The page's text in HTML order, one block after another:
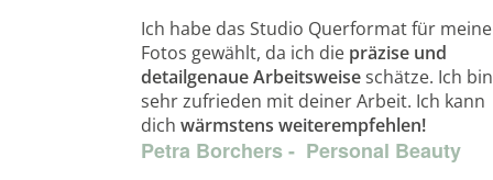
Ich habe das Studio Querformat für meine
Fotos gewählt, da ich die präzise und
detailgenaue Arbeitsweiseschätze. Ich bin
sehr zufrieden mit deiner Arbeit. Ich kann
dich wärmstens weiterempfehlen!
Petra Borchers - Personal Beauty